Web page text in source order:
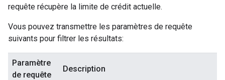
requête récupère la limite de crédit actuelle.
Vous pouvez transmettre les paramètres de requête
suivants pour filtrer les résultats:
Paramètre
de requête
Description